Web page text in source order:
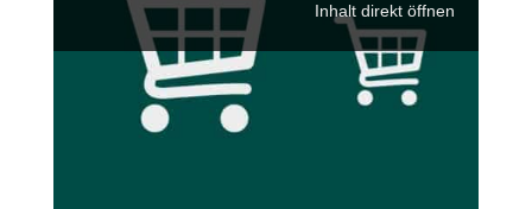
Inhalt direkt öffnen